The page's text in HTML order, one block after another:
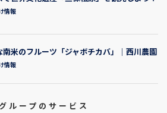
情報
南米のフルーツ「ジャボチカバ」｜西川農園
情報
ループのサービス